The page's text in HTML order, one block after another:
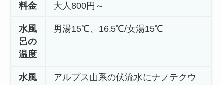
料金 大人800円～
水風
呂の
温度
男湯15℃、16.5℃/女湯15℃
水風
アルプス山系の伏流水にナノテクウ